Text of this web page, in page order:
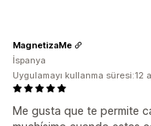
Me gusta que te permite
MagnetizaMe
İspanya
Uygulamayı kullanma süresi:12